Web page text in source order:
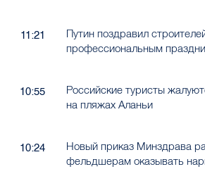
11:21
Путин поздравил
профессиональным
10:55
Российские туристы
на пляжах Аланьи
10:24
Новый приказ Минздрава
фельдшерам оказывать